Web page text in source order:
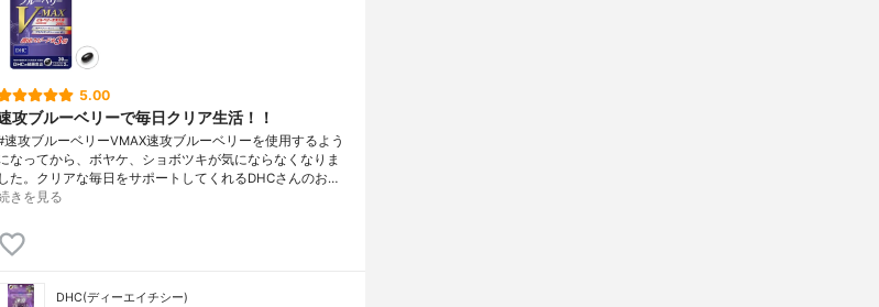
5.00
攻ブルーベリーで毎日クリア生活！！
速攻ブルーベリーVMAX速攻ブルーベリーを使用するよう
なってから、ボヤケ、ショボツキが気にならなくなりま
した。クリアな毎日をサポートしてくれるDHCさんのお…
きを見る
DHC(ディーエイチシー)